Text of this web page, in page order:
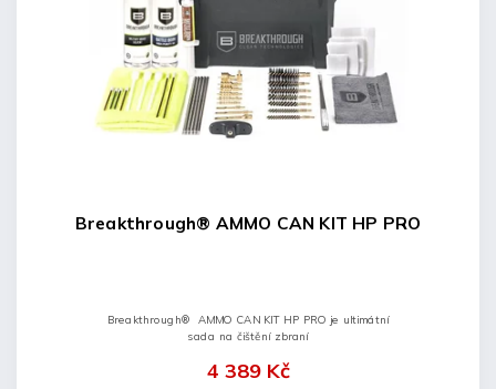
Breakthrough® AMMO CAN KIT HP PRO
4 389 Kč
Breakthrough® AMMO CAN KIT HP PRO je ultimátní
sada na čištění zbraní